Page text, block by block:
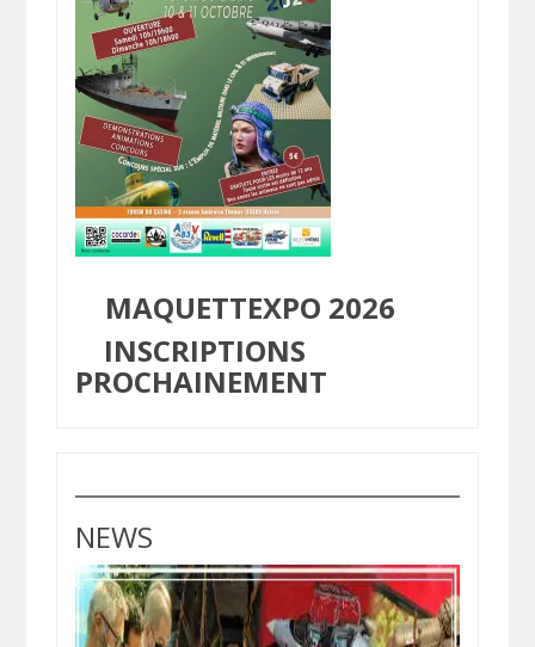
MAQUETTEXPO 2026
INSCRIPTIONS
PROCHAINEMENT
NEWS